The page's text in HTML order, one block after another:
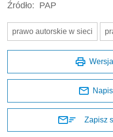
Źródło: PAP
prawo autorskie w sieci
Zapisz